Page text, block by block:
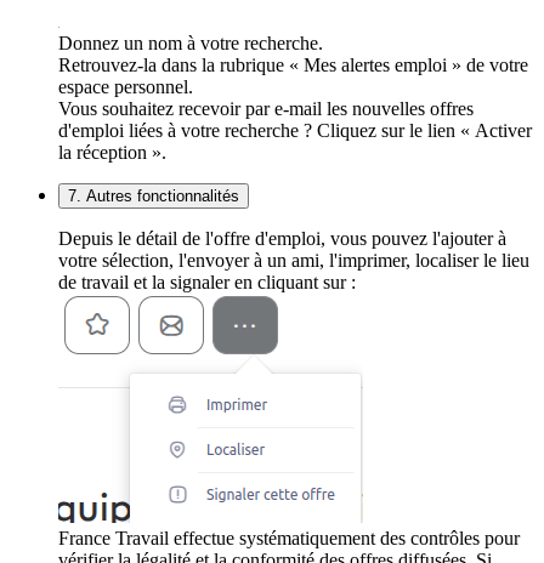
Donnez un nom à votre recherche.
Retrouvez-la dans la rubrique « Mes alertes emploi » de votre
espace personnel.
Vous souhaitez recevoir par e-mail les nouvelles offres
d'emploi liées à votre recherche ? Cliquez sur le lien « Activer
la réception ».
7. Autres fonctionnalités
Depuis le détail de l'offre d'emploi, vous pouvez l'ajouter à
votre sélection, l'envoyer à un ami, l'imprimer, localiser le lieu
de travail et la signaler en cliquant sur :
France Travail effectue systématiquement des contrôles pour